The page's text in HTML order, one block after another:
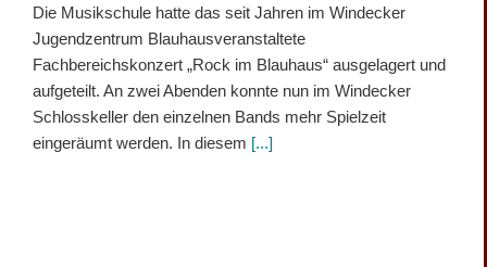
Die Musikschule hatte das seit Jahren im Windecker
Jugendzentrum Blauhausveranstaltete
Fachbereichskonzert „Rock im Blauhaus“ ausgelagert und
aufgeteilt. An zwei Abenden konnte nun im Windecker
Schlosskeller den einzelnen Bands mehr Spielzeit
eingeräumt werden. In diesem [...]